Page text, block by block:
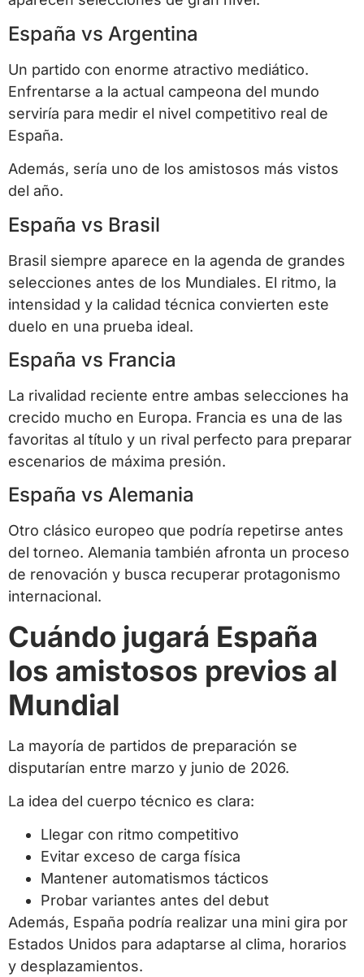
España vs Argentina
Un partido con enorme atractivo mediático.
Enfrentarse a la actual campeona del mundo
serviría para medir el nivel competitivo real de
España.
Además, sería uno de los amistosos más vistos
del año.
España vs Brasil
Brasil siempre aparece en la agenda de grandes
selecciones antes de los Mundiales. El ritmo, la
intensidad y la calidad técnica convierten este
duelo en una prueba ideal.
España vs Francia
La rivalidad reciente entre ambas selecciones ha
crecido mucho en Europa. Francia es una de las
favoritas al título y un rival perfecto para preparar
escenarios de máxima presión.
España vs Alemania
Otro clásico europeo que podría repetirse antes
del torneo. Alemania también afronta un proceso
de renovación y busca recuperar protagonismo
internacional.
Cuándo jugará España
los amistosos previos al
Mundial
La mayoría de partidos de preparación se
disputarían entre marzo y junio de 2026.
La idea del cuerpo técnico es clara:
Llegar con ritmo competitivo
Evitar exceso de carga física
Mantener automatismos tácticos
Probar variantes antes del debut
Además, España podría realizar una mini gira por
Estados Unidos para adaptarse al clima, horarios
y desplazamientos.